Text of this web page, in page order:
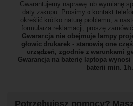
Gwarantujemy naprawę lub wymianę
daty zakupu. Prosimy o kontakt
określić krótko naturę problemu, a
formularza reklamacji, proszę
Gwarancja nie obejmuje lampy
głowic drukarek - stanowią one
urządzeń, zgodnie z warunkami
Gwarancja na baterię laptopa
baterii min. 1h.
Potrzebujesz pomocy?